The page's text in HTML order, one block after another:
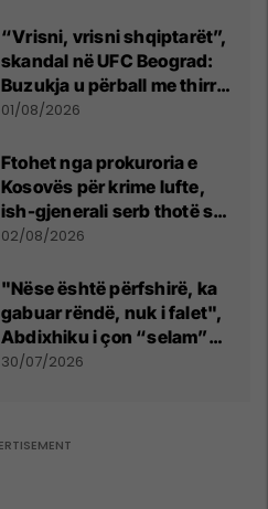
“Vrisni, vrisni shqiptarët”,
skandal në UFC Beograd:
Buzukja u përball me thirrje
anti-shqiptare nga
01/08/2026
Ftohet nga prokuroria e
Kosovës për krime lufte,
ish-gjenerali serb thotë se
dikush e tradhtoi në
02/08/2026
"Nëse është përfshirë, ka
gabuar rëndë, nuk i falet",
Abdixhiku i çon “selam”
Përparim Ramës
30/07/2026